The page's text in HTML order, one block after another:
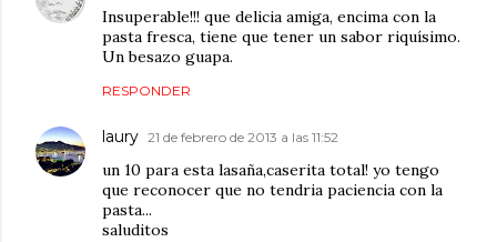
Insuperable!!! que delicia amiga, encima con la
pasta fresca, tiene que tener un sabor riquísimo.
Un besazo guapa.
RESPONDER
laury 21 de febrero de 2013 a las 11:52
un 10 para esta lasaña,caserita total! yo tengo
que reconocer que no tendria paciencia con la
pasta...
saluditos